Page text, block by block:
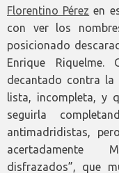
Florentino Pérez en
con ver los
posicionado
Enrique
decantado contra la
lista, incompleta, y
seguirla
antimadridistas,
acertadamente
disfrazados”, que